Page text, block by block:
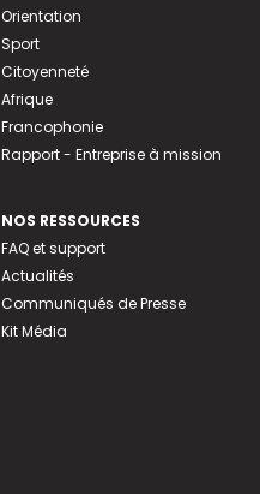
Orientation
Sport
Citoyenneté
Afrique
Francophonie
Rapport - Entreprise à mission
NOS RESSOURCES
FAQ et support
Actualités
Communiqués de Presse
Kit Média